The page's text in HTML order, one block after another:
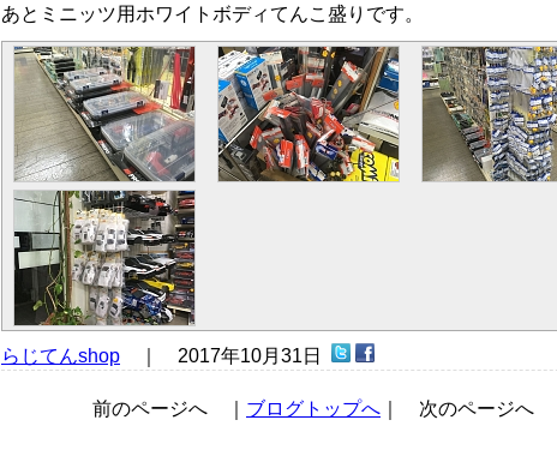
あとミニッツ用ホワイトボディてんこ盛りです。
らじてんshop ｜ 2017年10月31日
前のページへ ｜ ブログトップへ ｜ 次のページへ